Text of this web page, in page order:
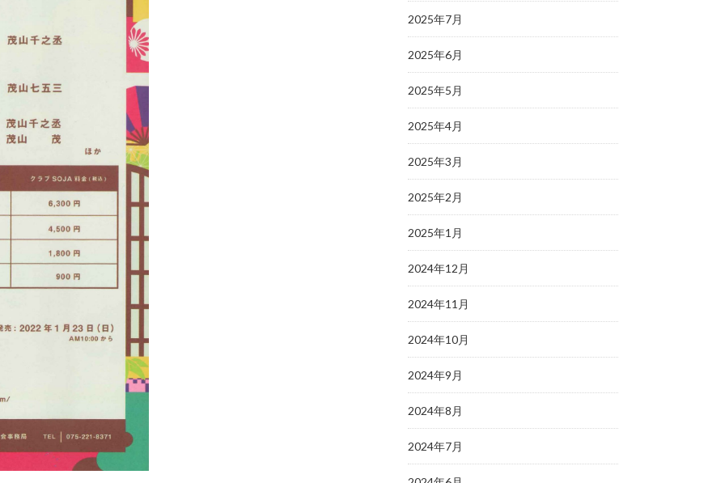
2025年7月
2025年6月
2025年5月
2025年4月
2025年3月
2025年2月
2025年1月
2024年12月
2024年11月
2024年10月
2024年9月
2024年8月
2024年7月